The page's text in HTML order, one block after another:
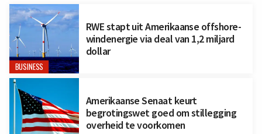
BUSINESS
RWE stapt uit Amerikaanse offshore-
windenergie via deal van 1,2 miljard
dollar
Amerikaanse Senaat keurt
begrotingswet goed om stillegging
overheid te voorkomen